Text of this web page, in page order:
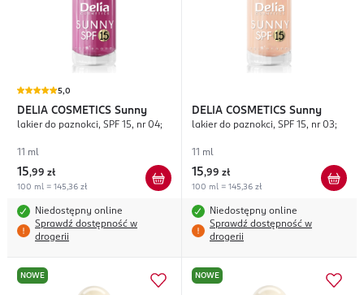
5,0
DELIA COSMETICS Sunny
lakier do paznokci, SPF 15, nr 04;
11 ml
15,99 zł
100 ml = 145,36 zł
Niedostępny online
Sprawdź dostępność w
drogerii
DELIA COSMETICS Sunny
lakier do paznokci, SPF 15, nr 03;
11 ml
15,99 zł
100 ml = 145,36 zł
Niedostępny online
Sprawdź dostępność w
drogerii
NOWE NOWE